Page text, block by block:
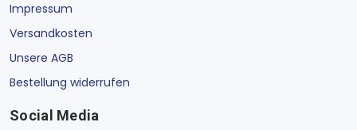
Impressum
Versandkosten
Unsere AGB
Bestellung widerrufen
Social Media